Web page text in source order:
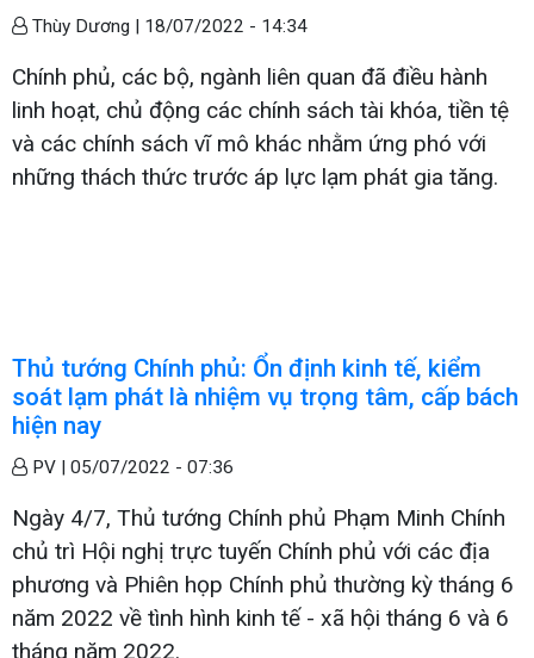
Thùy Dương | 18/07/2022 - 14:34
Chính phủ, các bộ, ngành liên quan đã điều hành
linh hoạt, chủ động các chính sách tài khóa, tiền tệ
và các chính sách vĩ mô khác nhằm ứng phó với
những thách thức trước áp lực lạm phát gia tăng.
Thủ tướng Chính phủ: Ổn định kinh tế, kiểm
soát lạm phát là nhiệm vụ trọng tâm, cấp bách
hiện nay
PV | 05/07/2022 - 07:36
Ngày 4/7, Thủ tướng Chính phủ Phạm Minh Chính
chủ trì Hội nghị trực tuyến Chính phủ với các địa
phương và Phiên họp Chính phủ thường kỳ tháng 6
năm 2022 về tình hình kinh tế - xã hội tháng 6 và 6
tháng năm 2022.